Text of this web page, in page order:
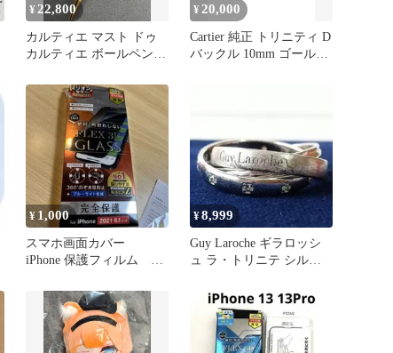
¥ 22,800
カルティエ マスト ドゥ
カルティエ ボールペン
¥ 20,000
Cartier 純正 トリニティ D
バックル 10mm ゴールド
¥ 1,000
スマホ画面カバー
iPhone 保護フィルム ス
¥8,999
Guy Laroche ギラロッシ
ュ ラ・トリニテ シルバ